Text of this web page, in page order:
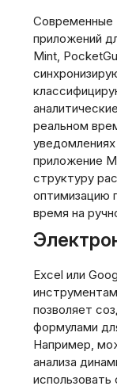
Современные
приложений
Mint‚
реальном
приложение
структуру
оптимизацию
время на
Excel или
позволяет
формулами
Например‚
анализа